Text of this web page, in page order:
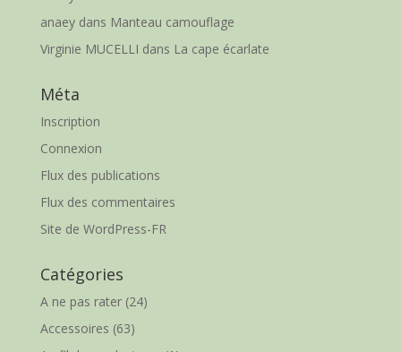
anaeydans Manteau camouflage
Virginie MUCELLI dans La cape écarlate
Méta
Inscription
Connexion
Flux des publications
Flux des commentaires
Site de WordPress-FR
Catégories
A ne pas rater(24)
Accessoires (63)